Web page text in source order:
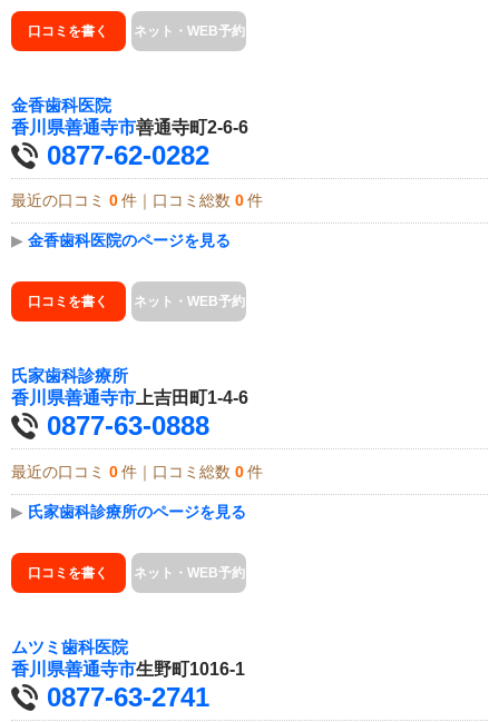
口コミを書く ネット・WEB予約
金香歯科医院
香川県善通寺市善通寺町2-6-6
0877-62-0282
最近の口コミ 0 件｜口コミ総数 0 件
▶ 金香歯科医院のページを見る
口コミを書く ネット・WEB予約
氏家歯科診療所
香川県善通寺市上吉田町1-4-6
0877-63-0888
最近の口コミ 0 件｜口コミ総数 0 件
▶ 氏家歯科診療所のページを見る
口コミを書く ネット・WEB予約
ムツミ歯科医院
香川県善通寺市生野町1016-1
0877-63-2741